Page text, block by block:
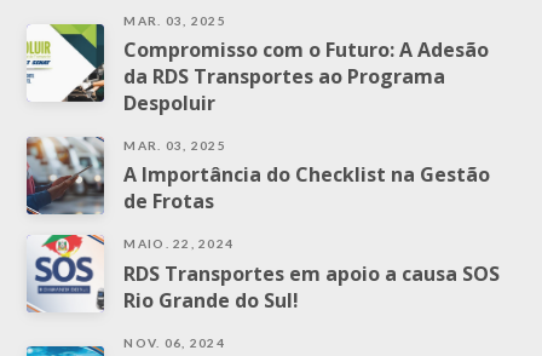
MAR. 03, 2025
Compromisso com o Futuro: A Adesão
da RDS Transportes ao Programa
Despoluir
MAR. 03, 2025
A Importância do Checklist na Gestão
de Frotas
MAIO. 22, 2024
RDS Transportes em apoio a causa SOS
Rio Grande do Sul!
NOV. 06, 2024